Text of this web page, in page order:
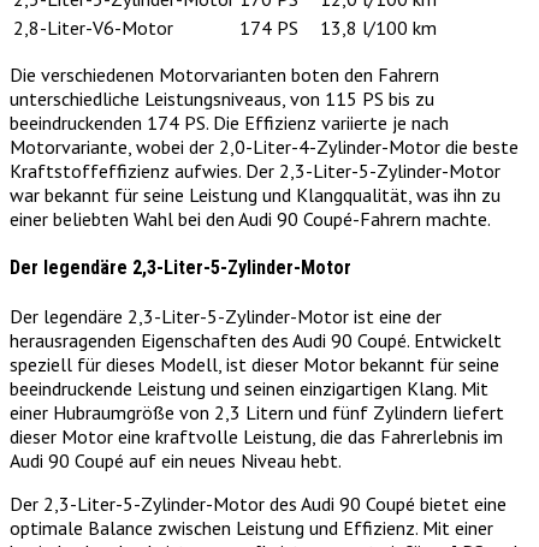
2,8-Liter-V6-Motor
174 PS
13,8 l/100 km
Die verschiedenen Motorvarianten boten den Fahrern
unterschiedliche Leistungsniveaus, von 115 PS bis zu
beeindruckenden 174 PS. Die Effizienz variierte je nach
Motorvariante, wobei der 2,0-Liter-4-Zylinder-Motor die beste
Kraftstoffeffizienz aufwies. Der 2,3-Liter-5-Zylinder-Motor
war bekannt für seine Leistung und Klangqualität, was ihn zu
einer beliebten Wahl bei den Audi 90 Coupé-Fahrern machte.
Der legendäre 2,3-Liter-5-Zylinder-Motor
Der legendäre 2,3-Liter-5-Zylinder-Motor ist eine der
herausragenden Eigenschaften des Audi 90 Coupé. Entwickelt
speziell für dieses Modell, ist dieser Motor bekannt für seine
beeindruckende Leistung und seinen einzigartigen Klang. Mit
einer Hubraumgröße von 2,3 Litern und fünf Zylindern liefert
dieser Motor eine kraftvolle Leistung, die das Fahrerlebnis im
Audi 90 Coupé auf ein neues Niveau hebt.
Der 2,3-Liter-5-Zylinder-Motor des Audi 90 Coupé bietet eine
optimale Balance zwischen Leistung und Effizienz. Mit einer